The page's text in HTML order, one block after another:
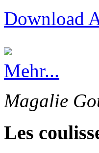
Download
Mehr...
Magalie
Les